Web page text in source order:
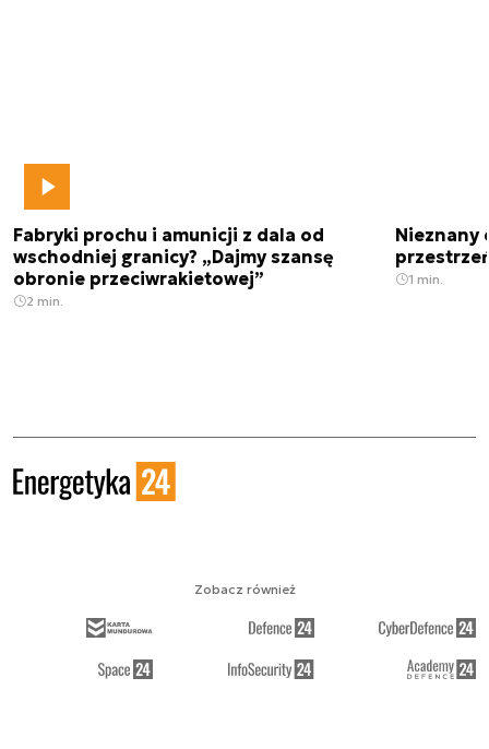
Fabryki prochu i amunicji z dala od
wschodniej granicy? „Dajmy szansę
obronie przeciwrakietowej”
2 min.
Nieznany
1 min.
Zobacz również